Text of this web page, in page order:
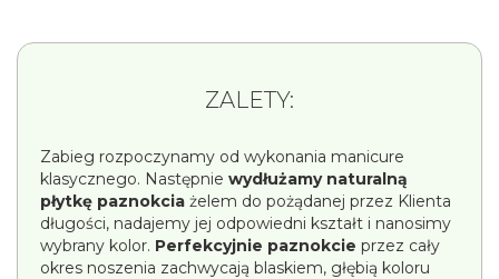
ZALETY:
Zabieg rozpoczynamy od wykonania manicure
klasycznego. Następnie wydłużamy naturalną
płytkę paznokcia żelem do pożądanej przez Klienta
długości, nadajemy jej odpowiedni kształt i nanosimy
wybrany kolor. Perfekcyjnie paznokcie przez cały
okres noszenia zachwycają blaskiem, głębią koloru